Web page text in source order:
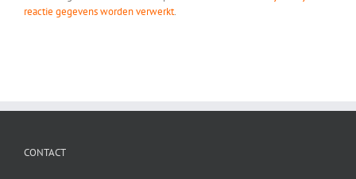
reactie gegevens worden verwerkt
CONTACT